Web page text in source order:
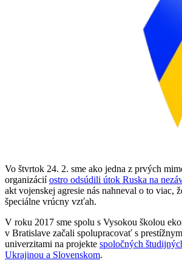
Vo štvrtok 24. 2. sme ako jedna z prvých
organizáciíostro odsúdili útok Ruska na
akt vojenskej agresie nás nahneval o to viac,
špeciálne vrúcny vzťah.
V roku 2017 sme spolu s Vysokou školou
v Bratislave začali spolupracovať s
univerzitami na projekte spoločných
Ukrajinou a Slovenskom.